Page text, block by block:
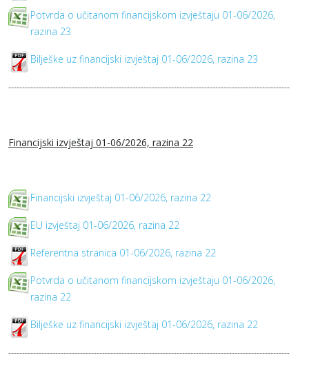
Potvrda o učitanom financijskom izvještaju 01-06/2026,
razina 23
Bilješke uz financijski izvještaj 01-06/2026, razina 23
------------------------------------------------------------------------------------------------------
Financijski izvještaj 01-06/2026, razina 22
Financijski izvještaj 01-06/2026, razina 22
EU izvještaj 01-06/2026, razina 22
Referentna stranica 01-06/2026, razina 22
Potvrda o učitanom financijskom izvještaju 01-06/2026,
razina 22
Bilješke uz financijski izvještaj 01-06/2026, razina 22
------------------------------------------------------------------------------------------------------